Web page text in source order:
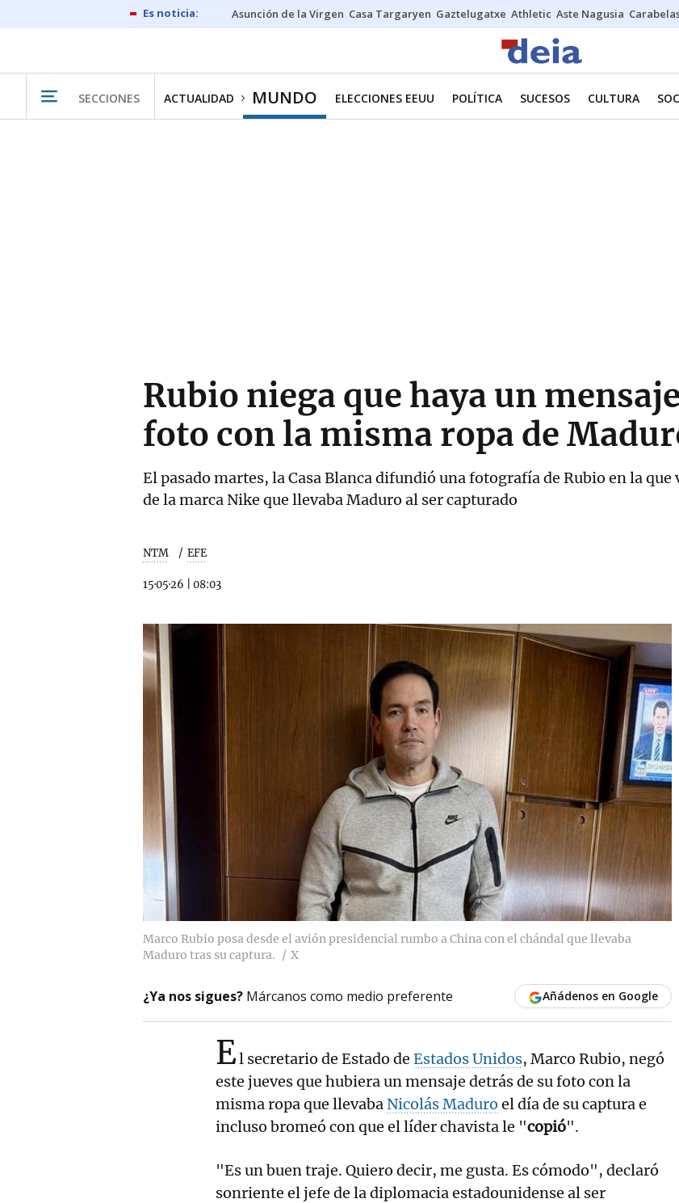
Asunción de la Virgen Casa Targaryen Gaztelugatxe Athletic Aste Nagusia
SECCIONES ACTUALIDAD MUNDO ELECCIONES EEUU POLÍTICA SUCESOS CULTURA
Rubio niega que haya un
foto con la misma ropa de
El pasado martes, la Casa Blanca difundió una fotografía de Rubio en la
de la marca Nike que llevaba Maduro al ser capturado
NTM EFE
15·05·26 08:03
Marco Rubio posa desde el avión presidencial rumbo a China con el chándal que llevaba
Maduro tras su captura.
X
¿Ya nos sigues? Márcanos como medio preferente Añádenos en Google
El secretario de Estado de Estados Unidos, Marco Rubio, negó
este jueves que hubiera un mensaje detrás de su foto con la
misma ropa que llevaba Nicolás Maduro el día de su captura e
incluso bromeó con que el líder chavista le "copió".
"Es un buen traje. Quiero decir, me gusta. Es cómodo", declaró
sonriente el jefe de la diplomacia estadounidense al ser